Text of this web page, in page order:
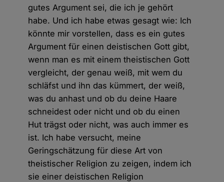
gutes Argument sei, die ich je gehört
habe. Und ich habe etwas gesagt wie: Ich
könnte mir vorstellen, dass es ein gutes
Argument für einen deistischen Gott gibt,
wenn man es mit einem theistischen Gott
vergleicht, der genau weiß, mit wem du
schläfst und ihn das kümmert, der weiß,
was du anhast und ob du deine Haare
schneidest oder nicht und ob du einen
Hut trägst oder nicht, was auch immer es
ist. Ich habe versucht, meine
Geringschätzung für diese Art von
theistischer Religion zu zeigen, indem ich
sie einer deistischen Religion